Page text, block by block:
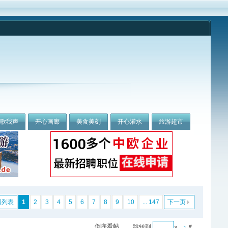
我声 开心画廊 美食美刻 开心灌水 旅游超市
1 2 3 4 5 6 7 8 9 10 ... 147 下一页
列表
#
倒序看帖